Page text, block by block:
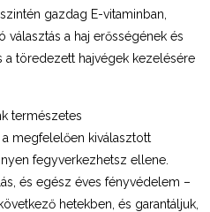
gazdag E-vitaminban,
választás a haj erősségének és
töredezett hajvégek kezelésére
természetes
megfelelően kiválasztott
fegyverkezhetsz ellene.
és egész éves fényvédelem –
hetekben, és garantáljuk,